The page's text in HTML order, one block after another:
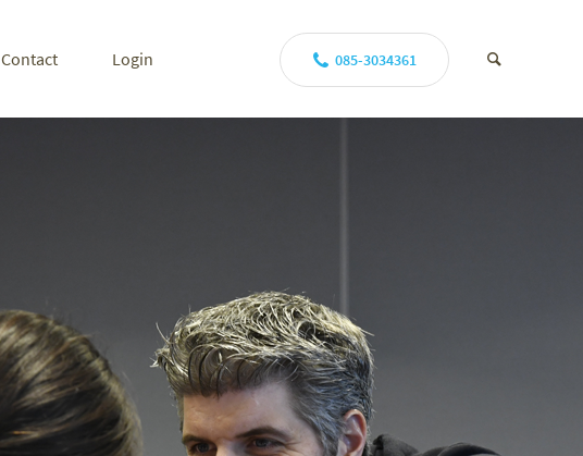
Contact Login 085-3034361